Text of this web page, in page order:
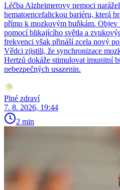
Léčba Alzheimerovy nemoci
hematoencefalickou bariéru, která
přímo k mozkovým buňkám. Objev
pomocí blikajícího světla a
frekvenci však přináší zcela nový
Vědci zjistili, že synchronizace
Hertzů dokáže stimulovat imunitní
nebezpečných usazenin.
Plné zdraví
7. 8. 2026, 19:44
2 min